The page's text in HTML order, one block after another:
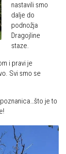
nastavili smo
dalje do
podnožja
Dragojline
staze.
i pravi je
Svi smo se
je to